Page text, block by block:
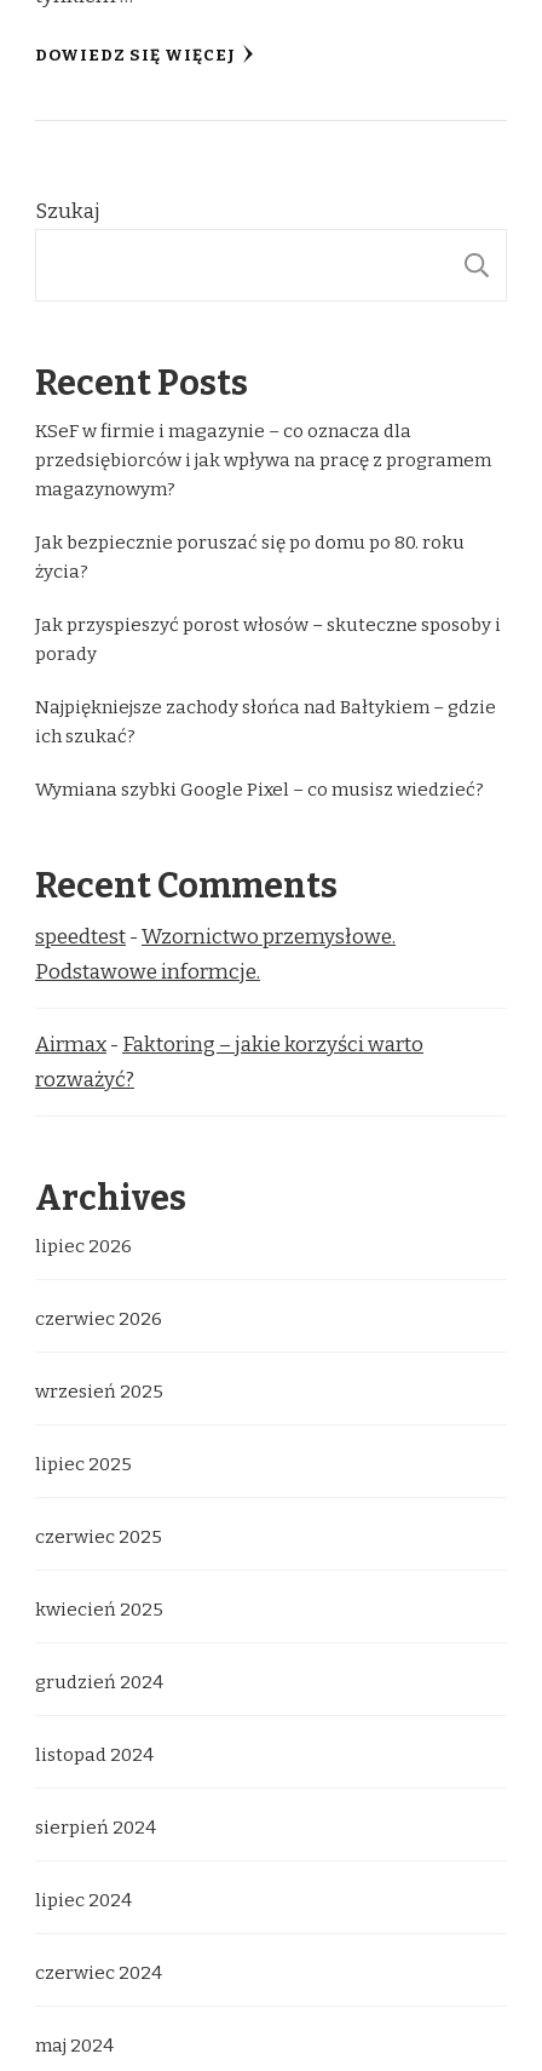
DOWIEDZ SIĘ WIĘCEJ
Szukaj
Recent Posts
KSeF w firmie i magazynie – co oznacza dla
przedsiębiorców i jak wpływa na pracę z programem
magazynowym?
Jak bezpiecznie poruszać się po domu po 80. roku
życia?
Jak przyspieszyć porost włosów – skuteczne sposoby i
porady
Najpiękniejsze zachody słońca nad Bałtykiem – gdzie
ich szukać?
Wymiana szybki Google Pixel – co musisz wiedzieć?
Recent Comments
speedtest-Wzornictwo przemysłowe.
Podstawowe informcje.
Airmax- Faktoring – jakie korzyści warto
rozważyć?
Archives
lipiec 2026
czerwiec 2026
wrzesień 2025
lipiec 2025
czerwiec 2025
kwiecień 2025
grudzień 2024
listopad 2024
sierpień 2024
lipiec 2024
czerwiec 2024
maj 2024